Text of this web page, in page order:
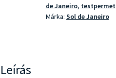
de Janeiro, testpermet
Márka: Sol de Janeiro
Leírás